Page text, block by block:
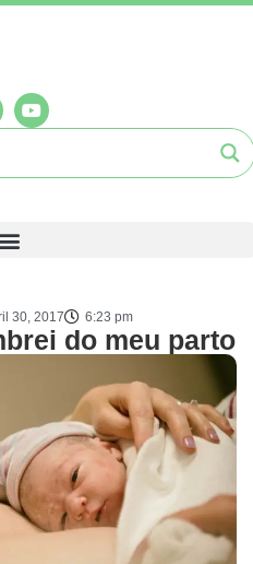
30, 2017 6:23 pm
do meu parto